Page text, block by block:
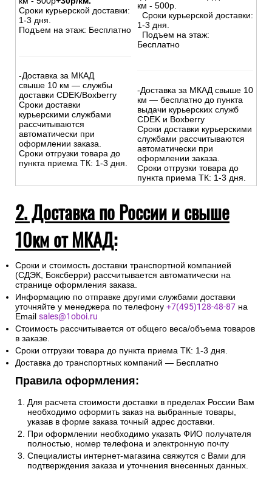
Сроки курьерской доставки:
1-3 дня.
Подъем на этаж: Бесплатно
-Доставка за МКАД
свыше 10 км — службы
доставки CDEK/Boxberry
Сроки доставки
курьерскими службами
рассчитываются
автоматически при
оформлении заказа.
Сроки отгрузки товара до
пункта приема ТК: 1-3 дня.
км - 500р.
Сроки курьерской доставки:
1-3 дня.
Подъем на этаж:
Бесплатно
-Доставка за МКАД свыше 10
км — бесплатно до пункта
выдачи курьерских служб
CDEK и Boxberry
Сроки доставки курьерскими
службами рассчитываются
автоматически при
оформлении заказа.
Сроки отгрузки товара до
пункта приема ТК: 1-3 дня.
2. Доставка по России и свыше
10км от МКАД:
Сроки и стоимость доставки транспортной компанией
(СДЭК, Боксберри) рассчитывается автоматически на
странице оформления заказа.
Информацию по отправке другими службами доставки
уточняйте у менеджера по телефону +7(495)128-48-87 на
Email sales@1oboi.ru
Стоимость рассчитывается от общего веса/объема товаров
в заказе.
Сроки отгрузки товара до пункта приема ТК: 1-3 дня.
Доставка до транспортных компаний — Бесплатно
Правила оформления:
Для расчета стоимости доставки в пределах России Вам
необходимо оформить заказ на выбранные товары,
указав в форме заказа точный адрес доставки.
При оформлении необходимо указать ФИО получателя
полностью, номер телефона и электронную почту
Специалисты интернет-магазина свяжутся с Вами для
подтверждения заказа и уточнения внесенных данных.